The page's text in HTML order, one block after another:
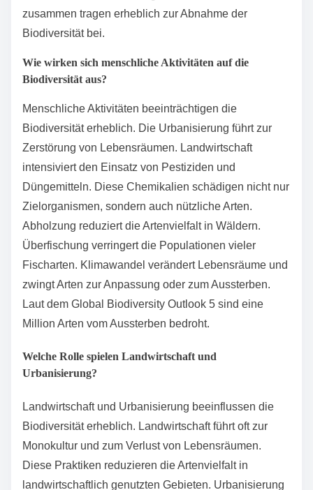
Artenvielfalt verringert. Der Klimawandel verändert
Lebensräume und bedroht viele Arten. Laut dem
Bericht „Zustand der Natur in Deutschland“ von 2020
sind 40 Prozent der Arten gefährdet. Diese Faktoren
zusammen tragen erheblich zur Abnahme der
Biodiversität bei.
Wie wirken sich menschliche Aktivitäten auf die
Biodiversität aus?
Menschliche Aktivitäten beeinträchtigen die
Abholzung reduziert die Artenvielfalt in Wäldern.
Überfischung verringert die Populationen vieler
zwingt Arten zur Anpassung oder zum Aussterben.
Laut dem Global Biodiversity Outlook 5 sind eine
Million Arten vom Aussterben bedroht.
Welche Rolle spielen Landwirtschaft und